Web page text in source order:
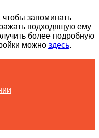
запоминать
подходящую ему
более подробную
можно здесь.